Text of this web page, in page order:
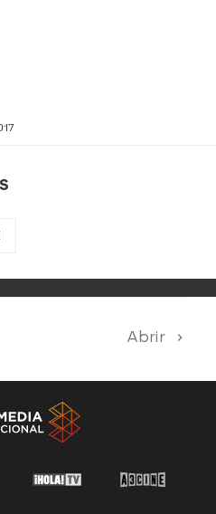
Abrir
El Hormiguero
Tu cara me suena